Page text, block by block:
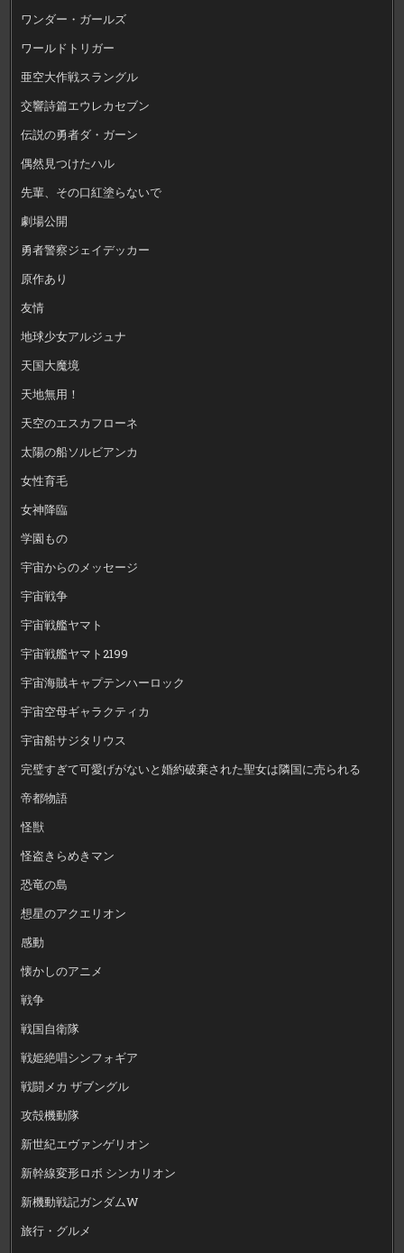
ワンダー・ガールズ
ワールドトリガー
亜空大作戦スラングル
交響詩篇エウレカセブン
伝説の勇者ダ・ガーン
偶然見つけたハル
先輩、その口紅塗らないで
劇場公開
勇者警察ジェイデッカー
原作あり
友情
地球少女アルジュナ
天国大魔境
天地無用！
天空のエスカフローネ
太陽の船ソルビアンカ
女性育毛
女神降臨
学園もの
宇宙からのメッセージ
宇宙戦争
宇宙戦艦ヤマト
宇宙戦艦ヤマト2199
宇宙海賊キャプテンハーロック
宇宙空母ギャラクティカ
宇宙船サジタリウス
完璧すぎて可愛げがないと婚約破棄された聖女は隣国に売られる
帝都物語
怪獣
怪盗きらめきマン
恐竜の島
想星のアクエリオン
感動
懐かしのアニメ
戦争
戦国自衛隊
戦姫絶唱シンフォギア
戦闘メカ ザブングル
攻殻機動隊
新世紀エヴァンゲリオン
新幹線変形ロボ シンカリオン
新機動戦記ガンダムW
旅行・グルメ